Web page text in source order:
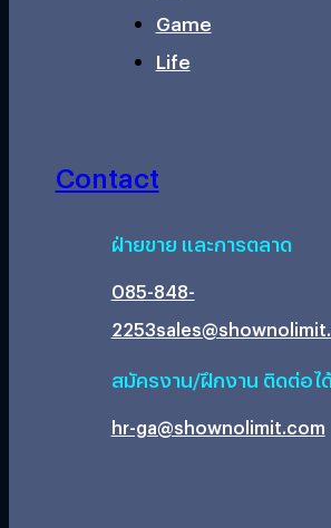
Game
Life
Contact
ฝ่ายขาย และการตลาด
085-848-
2253
สมัครงาน/ฝึกงาน ติดต่อไ
hr-ga@shownolimit.com